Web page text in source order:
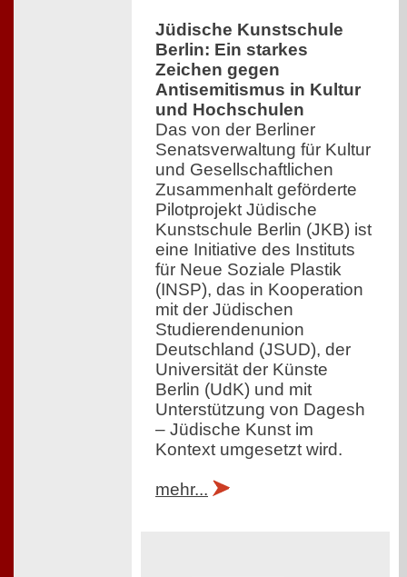
Jüdische Kunstschule
Berlin: Ein starkes
Zeichen gegen
Antisemitismus in Kultur
und Hochschulen
Das von der Berliner
Senatsverwaltung für Kultur
und Gesellschaftlichen
Zusammenhalt geförderte
Pilotprojekt Jüdische
Kunstschule Berlin (JKB) ist
eine Initiative des Instituts
für Neue Soziale Plastik
(INSP), das in Kooperation
mit der Jüdischen
Studierendenunion
Deutschland (JSUD), der
Universität der Künste
Berlin (UdK) und mit
Unterstützung von Dagesh
– Jüdische Kunst im
Kontext umgesetzt wird.
mehr...